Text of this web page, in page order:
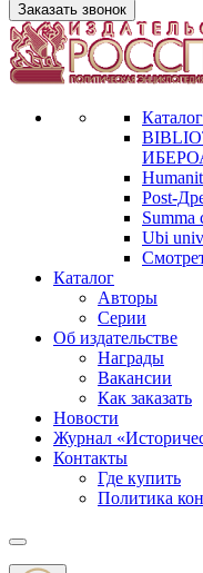
Заказать звонок
Каталог
Post-
Summa
Ubi
Каталог
Авторы
Серии
Об издательстве
Награды
Вакансии
Как заказать
Новости
Журнал
Контакты
Где купить
Политика
Меню